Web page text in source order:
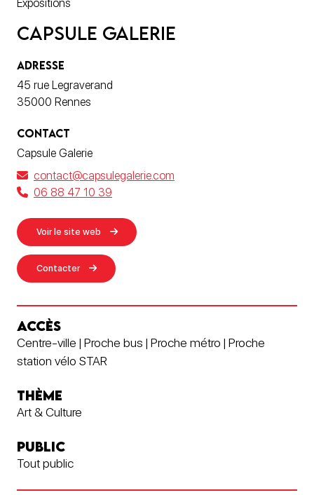
Expositions
Capsule Galerie
ADRESSE
45 rue Legraverand
35000 Rennes
CONTACT
Capsule Galerie
contact@capsulegalerie.com
06 88 47 10 39
Voir le site web
Contacter
ACCÈS
Centre-ville | Proche bus | Proche métro | Proche
station vélo STAR
THÈME
Art & Culture
PUBLIC
Tout public